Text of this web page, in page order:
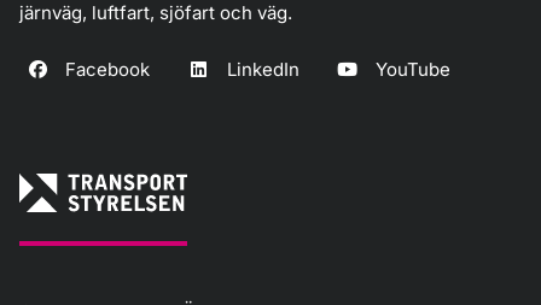
järnväg, luftfart, sjöfart och väg.
Facebook LinkedIn YouTube